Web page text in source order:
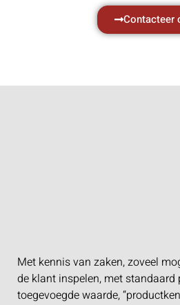
Contacteer
Met kennis van zaken, zoveel
de klant inspelen, met standaard
toegevoegde waarde,